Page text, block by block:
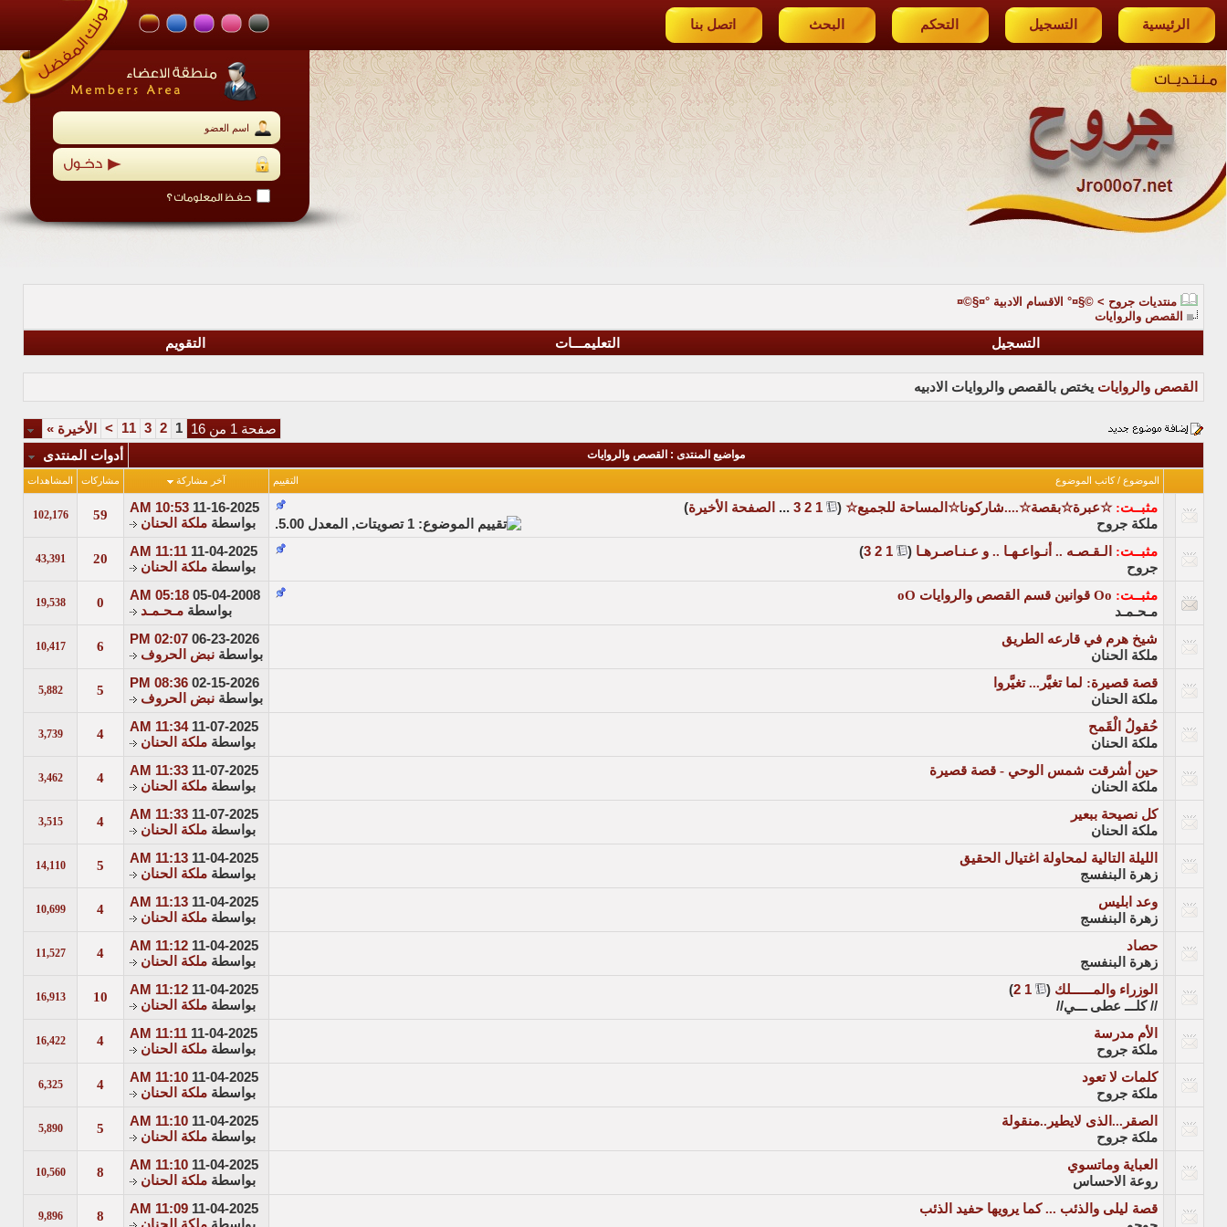
الرئيسية التسجيل التحكم البحث اتصل بنا
منتديات جروح > ©§¤° الاقسام الادبية °¤§©¤
القصص والروايات
التسجيل التعليمـــات التقويم
القصص والروايات يختص بالقصص والروايات الادبيه
صفحة 1 من 16 1
2
3
11
> الأخيرة »
مواضيع المنتدى : القصص والروايات أدوات المنتدى
التقييم الموضوع /كاتب الموضوع آخر مشاركة مشاركات المشاهدات
مثبــت: ☆عبرة☆بقصة☆....شاركونا☆المساحة للجميع☆ (
1
2
3
... الصفحة الأخيرة)
ملكة جروح
11-16-2025
10:53 AM
بواسطة ملكة الحنان
59
102,176
مثبــت: الـقـصـه .. أنـواعـهـا .. و عـنـاصـرهـا (
1
2
3
)
جروح
11-04-2025
11:11 AM
بواسطة ملكة الحنان
20
43,391
مثبــت: Oo قوانين قسم القصص والروايات oO
مـحـمـد
05-04-2008
05:18 AM
بواسطة مـحـمـد
0
19,538
شيخ هرم في قارعه الطريق
ملكة الحنان
06-23-2026
02:07 PM
بواسطة نبض الحروف
6
10,417
قصة قصيرة: لما تغيَّر... تغيَّروا
ملكة الحنان
02-15-2026
08:36 PM
بواسطة نبض الحروف
5
5,882
حُقولُ الْقَمح
ملكة الحنان
11-07-2025
11:34 AM
بواسطة ملكة الحنان
4
3,739
حين أشرقت شمس الوحي - قصة قصيرة
ملكة الحنان
11-07-2025
11:33 AM
بواسطة ملكة الحنان
4
3,462
كل نصيحة ببعير
ملكة الحنان
11-07-2025
11:33 AM
بواسطة ملكة الحنان
4
3,515
الليلة التالية لمحاولة اغتيال الحقيق
زهرة البنفسج
11-04-2025
11:13 AM
بواسطة ملكة الحنان
5
14,110
وعد ابليس
زهرة البنفسج
11-04-2025
11:13 AM
بواسطة ملكة الحنان
4
10,699
حصاد
زهرة البنفسج
11-04-2025
11:12 AM
بواسطة ملكة الحنان
4
11,527
الوزراء والمــــــلك (
1
2
)
// كلـــ عطى ـــي//
11-04-2025
11:12 AM
بواسطة ملكة الحنان
10
16,913
الأم مدرسة
ملكة جروح
11-04-2025
11:11 AM
بواسطة ملكة الحنان
4
16,422
كلمات لا تعود
ملكة جروح
11-04-2025
11:10 AM
بواسطة ملكة الحنان
4
6,325
الصقر...الذى لايطير..منقولة
ملكة جروح
11-04-2025
11:10 AM
بواسطة ملكة الحنان
5
5,890
العباية وماتسوي‎
روعة الاحساس
11-04-2025
11:10 AM
بواسطة ملكة الحنان
8
10,560
قصة ليلى والذئب ... كما يرويها حفيد الذئب‎
11-04-2025
11:09 AM
8
9,896